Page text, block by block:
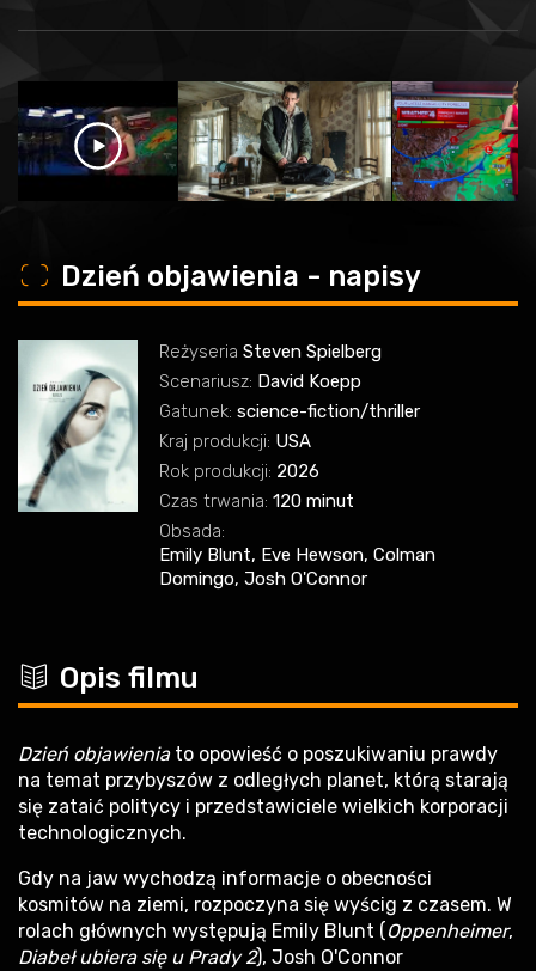
o Dzień objawienia - napisy
Reżyseria Steven Spielberg
Scenariusz: David Koepp
Gatunek: science-fiction/thriller
Kraj produkcji: USA
Rok produkcji: 2026
Czas trwania: 120 minut
Obsada:
Emily Blunt, Eve Hewson, Colman
Domingo, Josh O'Connor
c Opis filmu
Dzień objawieniato opowieść o poszukiwaniu prawdy
na temat przybyszów z odległych planet, którą starają
się zataić politycy i przedstawiciele wielkich korporacji
technologicznych.
Gdy na jaw wychodzą informacje o obecności
kosmitów na ziemi, rozpoczyna się wyścig z czasem. W
rolach głównych występują Emily Blunt ( Oppenheimer,
Diabeł ubiera się u Prady 2), Josh O'Connor